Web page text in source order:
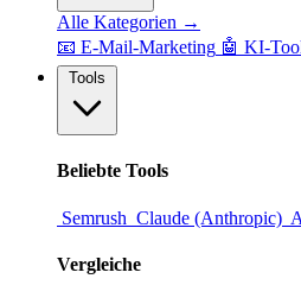
Alle Kategorien →
📧 E-Mail-Marketing 🤖 KI-
Beliebte Tools
Semrush Claude (Anthropic)
Vergleiche